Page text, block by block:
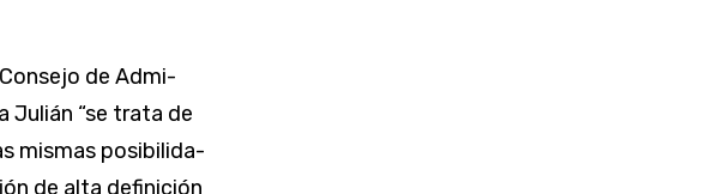
de Admi­
Julián “se trata de
mismas posibilida­
de alta definición